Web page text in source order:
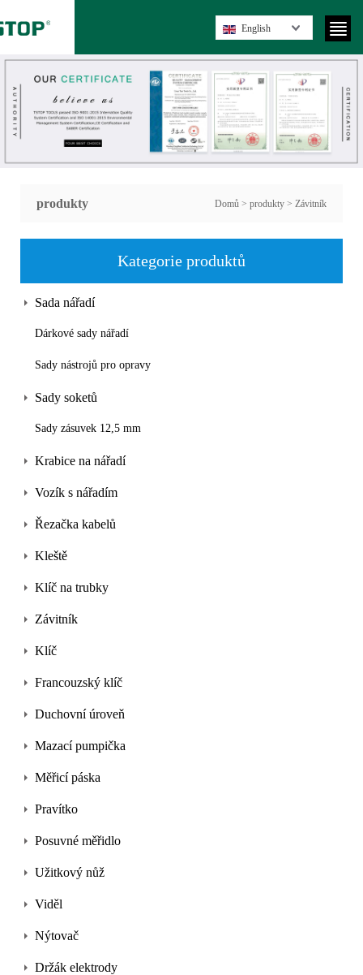
English
produkty Domů > produkty > Závitník
Kategorie produktů
Sada nářadí
Dárkové sady nářadí
Sady nástrojů pro opravy
Sady soketů
Sady zásuvek 12,5 mm
Krabice na nářadí
Vozík s nářadím
Řezačka kabelů
Kleště
Klíč na trubky
Závitník
Klíč
Francouzský klíč
Duchovní úroveň
Mazací pumpička
Měřicí páska
Pravítko
Posuvné měřidlo
Užitkový nůž
Viděl
Nýtovač
Držák elektrody